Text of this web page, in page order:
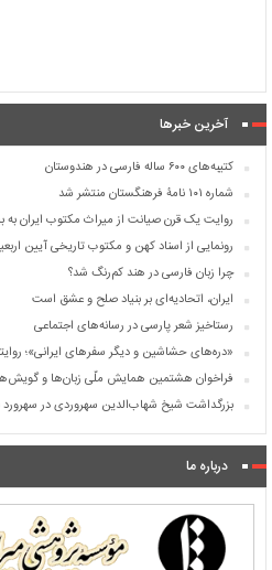
آخرین خبرها
کتیبه‌های ۶۰۰ ساله فارسی در هندوستان
شماره ۱۰۱ نامۀ فرهنگستان منتشر شد
روایت یک قرن صیانت از میراث مکتوب ایران به
رونمایی از اسناد کهن و مکتوب تاریخی آیین
چرا زبان فارسی در هند کم‌رنگ شد؟
ایران، اتحادیه‌ای بر بنیاد صلح و عشق است
رستاخیز شعر پارسی در رسانه‌های اجتماعی
«دره‌های حشاشین و دیگر سفرهای ایرانی»؛
فراخوان هشتمین همایش ملّی زبان‌ها و
بزرگداشت شیخ شهاب‌الدین سهروردی در سهرورد
درباره ما